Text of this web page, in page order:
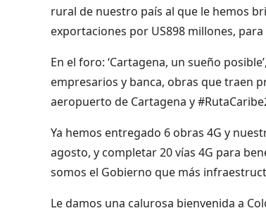
rural de nuestro país al que le hemos
exportaciones por US898 millones,
En el foro: ‘Cartagena, un sueño
empresarios y banca, obras que traen
aeropuerto de Cartagena y
Ya hemos entregado 6 obras 4G y
agosto, y completar 20 vías 4G para
somos el Gobierno que más
Le damos una calurosa bienvenida a